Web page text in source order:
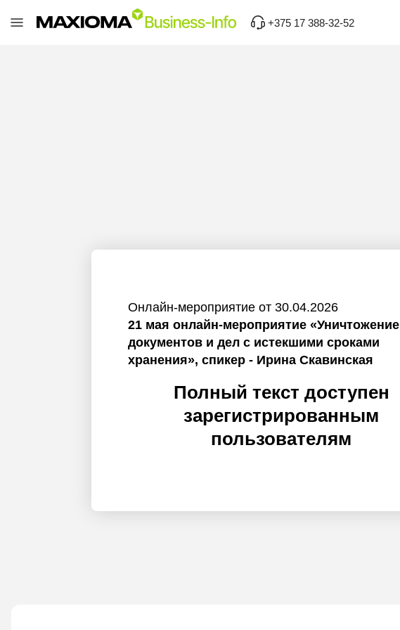
+375 17 388-32-52
Онлайн-мероприятие от 30.04.2026
21 мая онлайн-мероприятие «Уничтожение
документов и дел с истекшими сроками
хранения», спикер - Ирина Скавинская
Полный текст доступен
зарегистрированным
пользователям